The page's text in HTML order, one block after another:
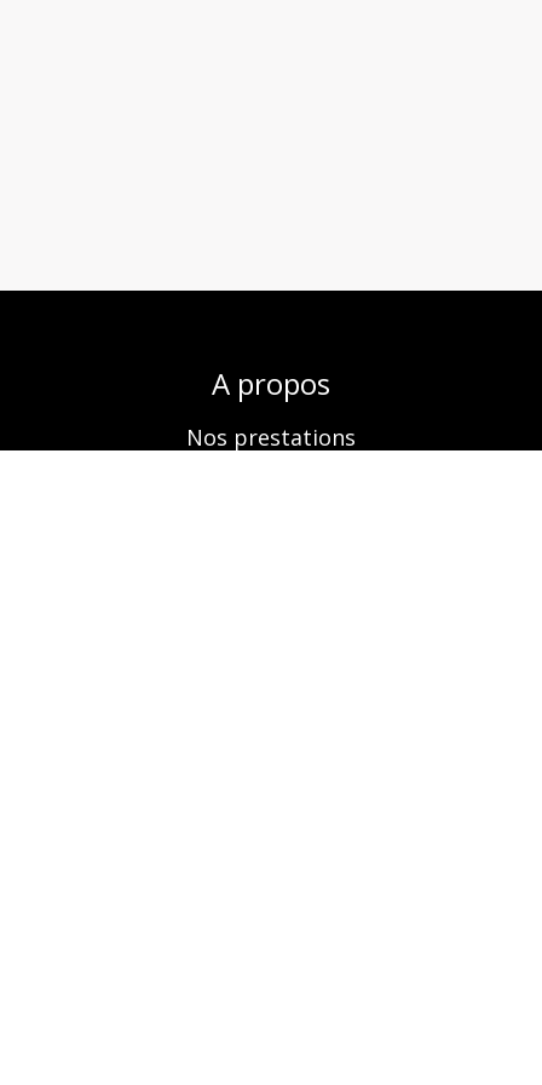
A propos
Nos prestations